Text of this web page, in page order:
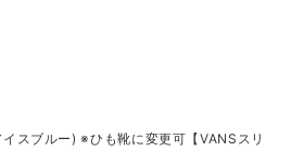
スブルー) ※ひも靴に変更可【VANSスリ